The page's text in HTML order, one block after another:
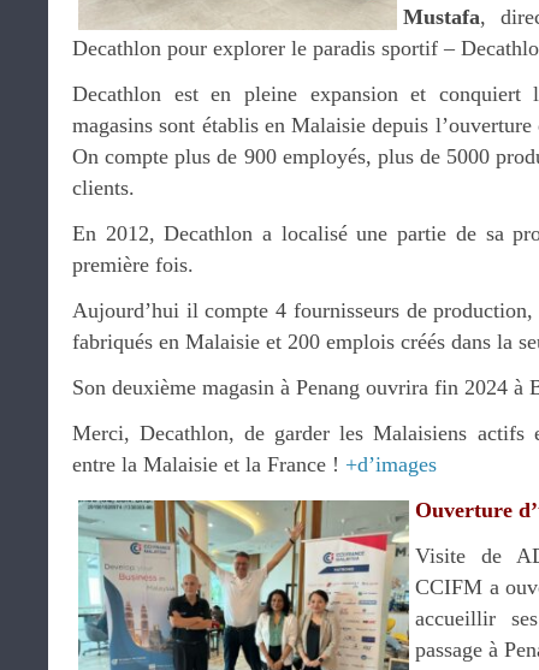
Mustafa,
Decathlon pour explorer le paradis sportif –
Decathlon est en pleine expansion et
magasins sont établis en Malaisie depuis
On compte plus de 900 employés, plus de 5000
clients.
En 2012, Decathlon a localisé une partie de sa
première fois.
Aujourd’hui il compte 4 fournisseurs de
fabriqués en Malaisie et 200 emplois créés dans la
Son deuxième magasin à Penang ouvrira fin 2024 à
Merci, Decathlon, de garder les Malaisiens actifs
entre la Malaisie et la France ! +d’images
Ouverture
Visite de
CCIFM a
accueillir
passage à